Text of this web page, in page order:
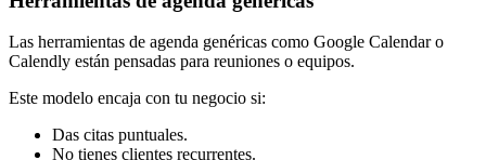
Las herramientas de agenda genéricas como Google Calendar o
Calendly están pensadas para reuniones o equipos.
Este modelo encaja con tu negocio si:
Das citas puntuales.
No tienes clientes recurrentes.